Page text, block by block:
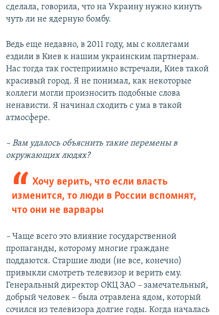
сделала, говорила, что на Украину нужно кинуть
чуть ли не ядерную бомбу.
Ведь еще недавно, в 2011 году, мы с коллегами
ездили в Киев к нашим украинским партнерам.
Нас тогда так гостеприимно встречали, Киев такой
красивый город. Я не понимал, как некоторые
коллеги могли произносить подобные слова
ненависти. Я начинал сходить с ума в такой
атмосфере.
– Вам удалось объяснить такие перемены в
окружающих людях?
Хочу верить, что если власть
изменится, то люди в России вспомнят,
что они не варвары
– Чаще всего это влияние государственной
пропаганды, которому многие граждане
поддаются. Старшие люди (не все, конечно)
привыкли смотреть телевизор и верить ему.
Генеральный директор ОКЦ ЗАО – замечательный,
добрый человек – была отравлена ядом, который
сочился из телевизора долгие годы. Когда началась